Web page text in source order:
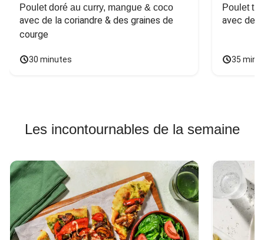
Poulet doré au curry, mangue & coco
avec de la coriandre & des graines de
courge
30 minutes
Poulet
avec des
35
Les incontournables de la semaine